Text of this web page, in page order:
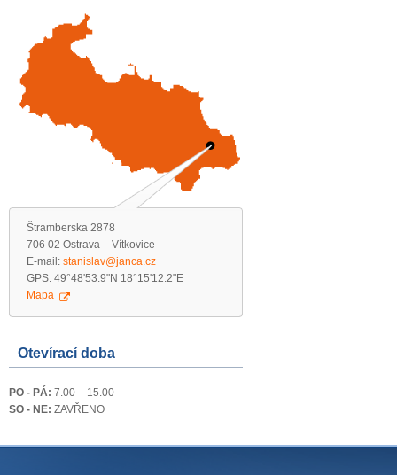
Štramberska 2878
706 02 Ostrava – Vítkovice
E-mail: stanislav@janca.cz
GPS: 49°48'53.9"N 18°15'12.2"E
Mapa
Otevírací doba
PO - PÁ: 7.00 – 15.00
SO - NE: ZAVŘENO